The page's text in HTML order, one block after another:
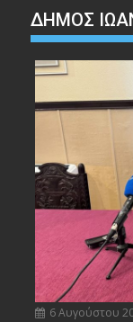
ΔΗΜΟΣ
6 Αυγούστου